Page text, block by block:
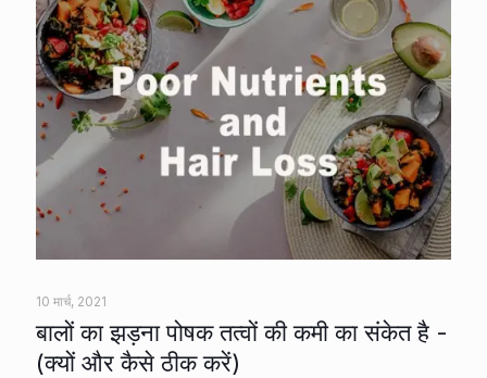
10 मार्च, 2021
बालों का झड़ना पोषक तत्वों की कमी का संकेत है -
(क्यों और कैसे ठीक करें)